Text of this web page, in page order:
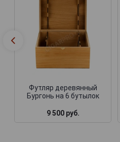
Футляр деревянный
Бургонь на 6 бутылок
9 500 руб.